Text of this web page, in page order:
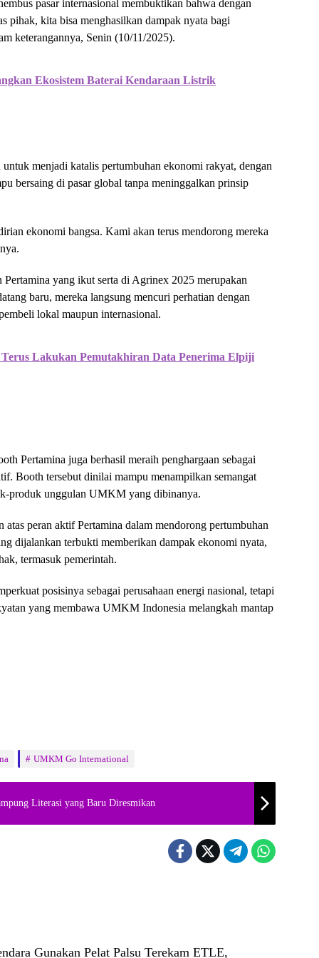
pasar internasional membuktikan bahwa dengan
pihak, kita bisa menghasilkan dampak nyata bagi
keterangannya, Senin (10/11/2025).
Ekosistem Baterai Kendaraan Listrik
menjadi katalis pertumbuhan ekonomi rakyat, dengan
bersaing di pasar global tanpa meninggalkan prinsip
ekonomi bangsa. Kami akan terus mendorong mereka
yang ikut serta di Agrinex 2025 merupakan
baru, mereka langsung mencuri perhatian dengan
lokal maupun internasional.
Lakukan Pemutakhiran Data Penerima Elpiji
Pertamina juga berhasil meraih penghargaan sebagai
Booth tersebut dinilai mampu menampilkan semangat
produk unggulan UMKM yang dibinanya.
peran aktif Pertamina dalam mendorong pertumbuhan
dijalankan terbukti memberikan dampak ekonomi nyata,
termasuk pemerintah.
posisinya sebagai perusahaan energi nasional, tetapi
yang membawa UMKM Indonesia melangkah mantap
UMKM Go International
Literasi yang Baru Diresmikan
Gunakan Pelat Palsu Terekam ETLE,